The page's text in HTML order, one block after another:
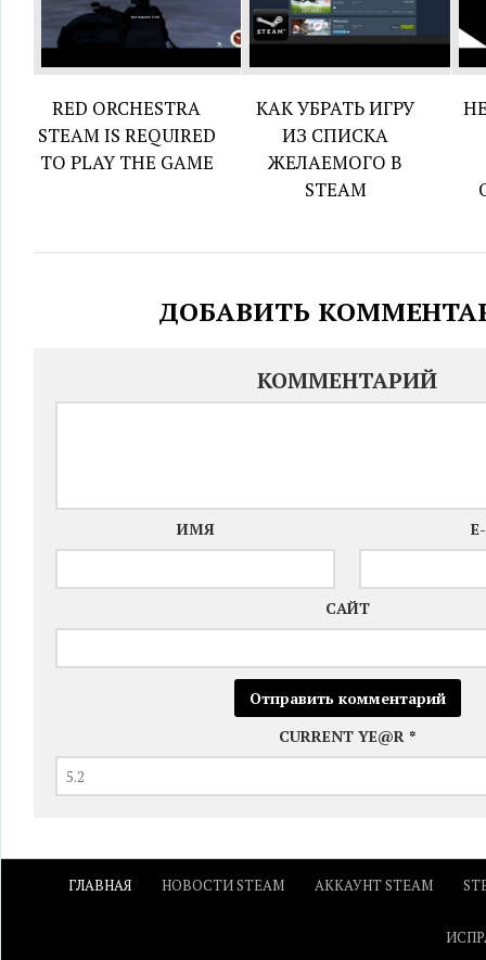
RED ORCHESTRA
STEAM IS REQUIRED
TO PLAY THE GAME
КАК УБРАТЬ ИГРУ
ИЗ СПИСКА
ЖЕЛАЕМОГО В
STEAM
ДОБАВИТЬ
КОММЕНТАРИЙ
ИМЯ
САЙТ
CURRENT YE@R *
ГЛАВНАЯ НОВОСТИ STEAM АККАУНТ STEAM